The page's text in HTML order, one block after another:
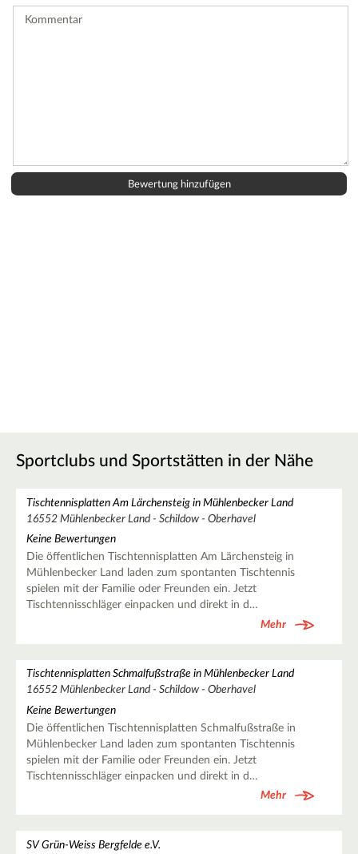
Sportclubs und Sportstätten in der Nähe
Tischtennisplatten Am Lärchensteig in Mühlenbecker Land
16552 Mühlenbecker Land - Schildow - Oberhavel
Keine Bewertungen
Die öffentlichen Tischtennisplatten Am Lärchensteig in
Mühlenbecker Land laden zum spontanten Tischtennis
spielen mit der Familie oder Freunden ein. Jetzt
Tischtennisschläger einpacken und direkt in d…
Mehr
Tischtennisplatten Schmalfußstraße in Mühlenbecker Land
16552 Mühlenbecker Land - Schildow - Oberhavel
Keine Bewertungen
Die öffentlichen Tischtennisplatten Schmalfußstraße in
Mühlenbecker Land laden zum spontanten Tischtennis
spielen mit der Familie oder Freunden ein. Jetzt
Tischtennisschläger einpacken und direkt in d…
Mehr
SV Grün-Weiss Bergfelde e.V.